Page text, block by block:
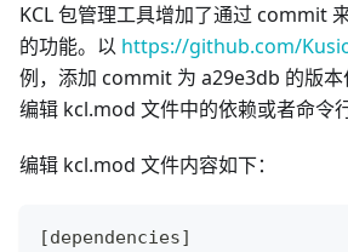
KCL 包管理工具增加了通过 commit
的功能。以 https://github.com/
例，添加 commit 为 a29e3db 的版本
编辑 kcl.mod 文件中的依赖或者命令
编辑 kcl.mod 文件内容如下：
[dependencies]